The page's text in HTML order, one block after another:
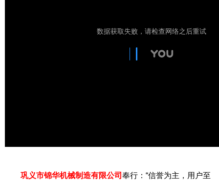
巩义市锦华机械制造有限公司 奉行：“信誉为主，用户至